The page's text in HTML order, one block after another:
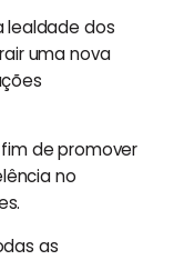
lealdade dos
uma nova
de promover
no
as